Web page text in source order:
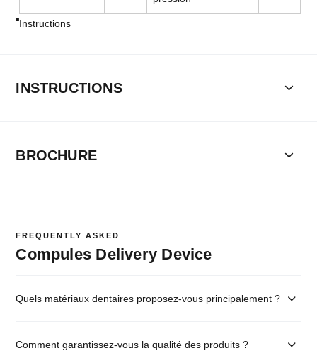
Instructions
INSTRUCTIONS
BROCHURE
FREQUENTLY ASKED
Compules Delivery Device
Quels matériaux dentaires proposez-vous principalement ?
Comment garantissez-vous la qualité des produits ?